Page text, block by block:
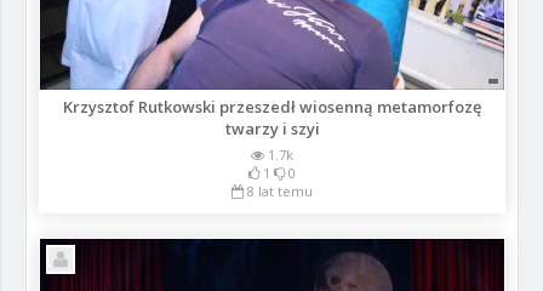
Krzysztof Rutkowski przeszedł wiosenną metamorfozę
twarzy i szyi
1.7k
1
0
8 lat temu